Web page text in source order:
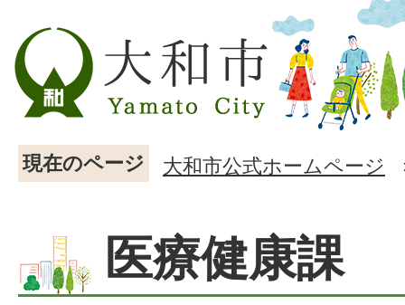
現在のページ 大和市公式ホームページ
医療健康課